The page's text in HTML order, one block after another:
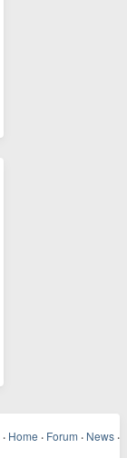
· Home · Forum · News ·